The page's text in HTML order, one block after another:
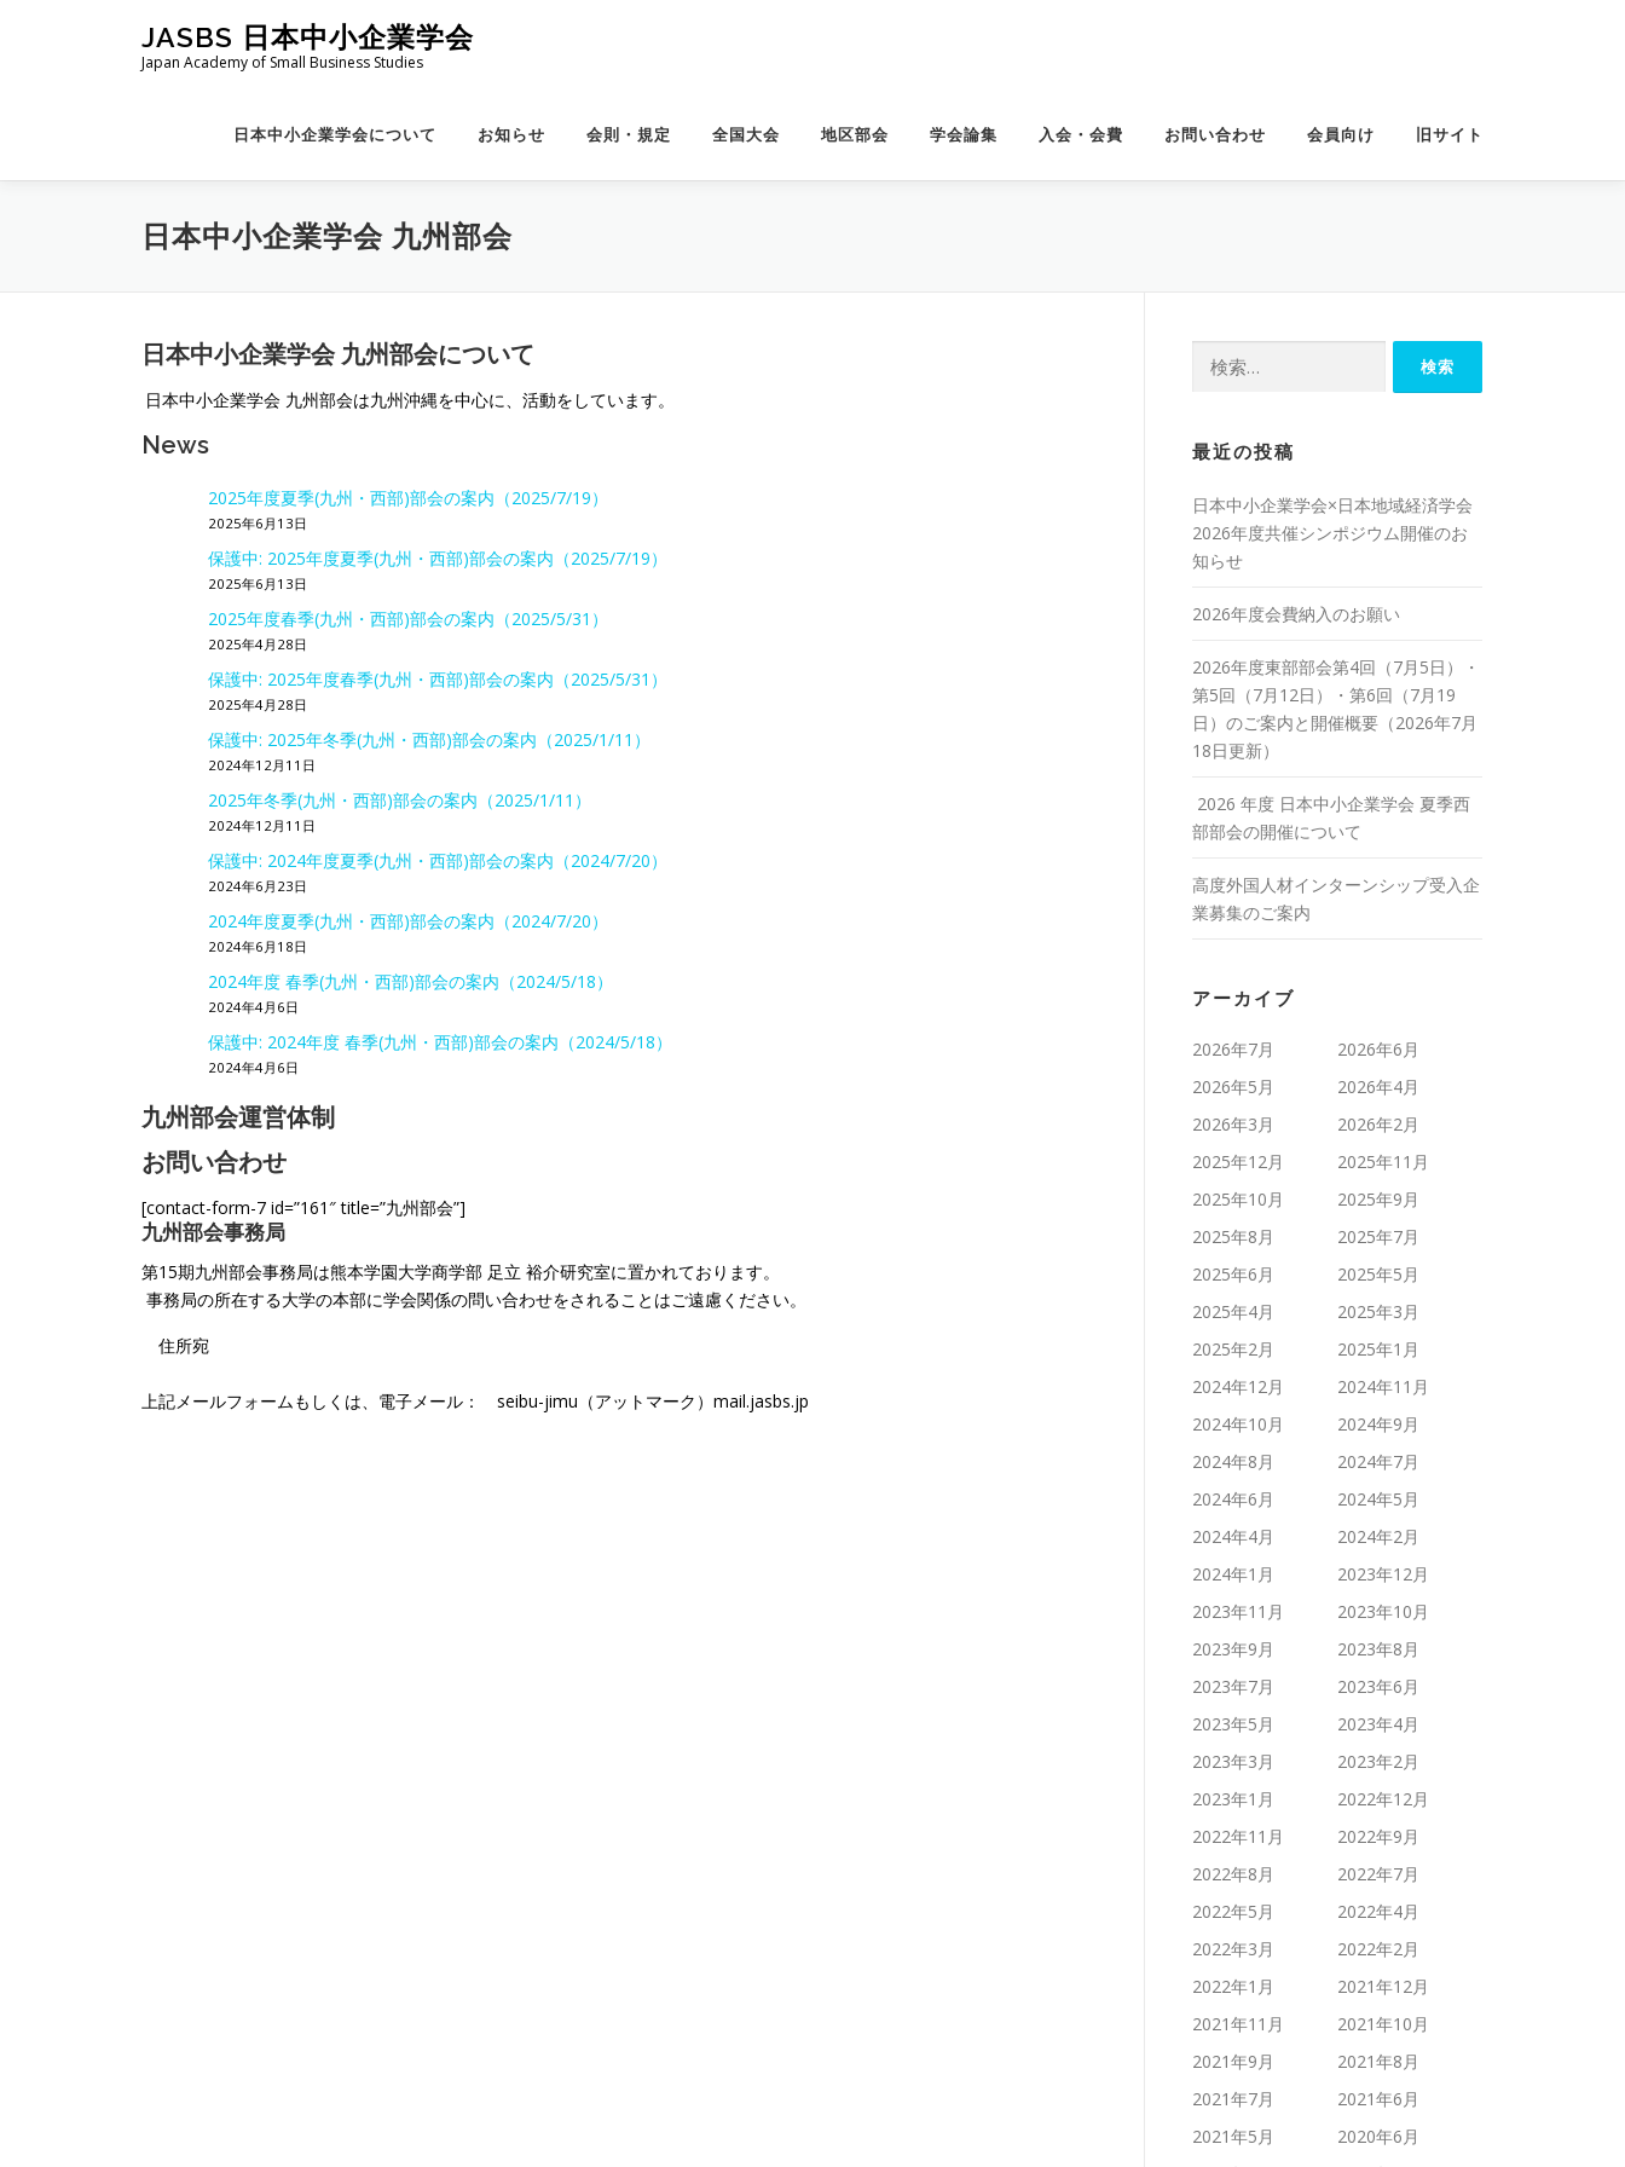
ス
JASBS 日本中小企業学会
Japan Academy of Small Business Studies
日本中小企業学会について お知らせ 会則・規定 全国大会 地区部会 学会論集 入会・会費 お問い合わせ 会員向け 旧サイト
日本中小企業学会 九州部会
日本中小企業学会 九州部会について
日本中小企業学会 九州部会は九州沖縄を中心に、活動をしています。
News
2025年度夏季(九州・西部)部会の案内（2025/7/19）
2025年6月13日
保護中: 2025年度夏季(九州・西部)部会の案内（2025/7/19）
2025年6月13日
2025年度春季(九州・西部)部会の案内（2025/5/31）
2025年4月28日
保護中: 2025年度春季(九州・西部)部会の案内（2025/5/31）
2025年4月28日
保護中: 2025年冬季(九州・西部)部会の案内（2025/1/11）
2024年12月11日
2025年冬季(九州・西部)部会の案内（2025/1/11）
2024年12月11日
保護中: 2024年度夏季(九州・西部)部会の案内（2024/7/20）
2024年6月23日
2024年度夏季(九州・西部)部会の案内（2024/7/20）
2024年6月18日
2024年度 春季(九州・西部)部会の案内（2024/5/18）
2024年4月6日
保護中: 2024年度 春季(九州・西部)部会の案内（2024/5/18）
2024年4月6日
九州部会運営体制
お問い合わせ
[contact-form-7 id=”161″ title=”九州部会”]
九州部会事務局
第15期九州部会事務局は熊本学園大学商学部 足立 裕介研究室に置かれております。
事務局の所在する大学の本部に学会関係の問い合わせをされることはご遠慮ください。
住所宛
上記メールフォームもしくは、電子メール： seibu-jimu（アットマーク）mail.jasbs.jp
最近の投稿
日本中小企業学会×日本地域経済学会
2026年度共催シンポジウム開催のお
知らせ
2026年度会費納入のお願い
2026年度東部部会第4回（7月5日）・
第5回（7月12日）・第6回（7月19
日）のご案内と開催概要（2026年7月
18日更新）
2026 年度 日本中小企業学会 夏季西
部部会の開催について
高度外国人材インターンシップ受入企
業募集のご案内
アーカイブ
2026年7月
2026年6月
2026年5月
2026年4月
2026年3月
2026年2月
2025年12月
2025年11月
2025年10月
2025年9月
2025年8月
2025年7月
2025年6月
2025年5月
2025年4月
2025年3月
2025年2月
2025年1月
2024年12月
2024年11月
2024年10月
2024年9月
2024年8月
2024年7月
2024年6月
2024年5月
2024年4月
2024年2月
2024年1月
2023年12月
2023年11月
2023年10月
2023年9月
2023年8月
2023年7月
2023年6月
2023年5月
2023年4月
2023年3月
2023年2月
2023年1月
2022年12月
2022年11月
2022年9月
2022年8月
2022年7月
2022年5月
2022年4月
2022年3月
2022年2月
2022年1月
2021年12月
2021年11月
2021年10月
2021年9月
2021年8月
2021年7月
2021年6月
2021年5月
2020年6月